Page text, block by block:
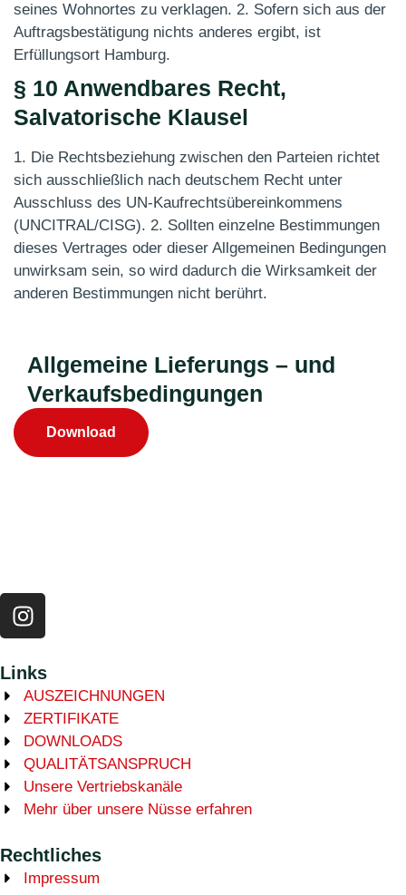
seines Wohnortes zu verklagen. 2. Sofern sich aus der
Auftragsbestätigung nichts anderes ergibt, ist
Erfüllungsort Hamburg.
§ 10 Anwendbares Recht,
Salvatorische Klausel
1. Die Rechtsbeziehung zwischen den Parteien richtet
sich ausschließlich nach deutschem Recht unter
Ausschluss des UN-Kaufrechtsübereinkommens
(UNCITRAL/CISG). 2. Sollten einzelne Bestimmungen
dieses Vertrages oder dieser Allgemeinen Bedingungen
unwirksam sein, so wird dadurch die Wirksamkeit der
anderen Bestimmungen nicht berührt.
Allgemeine Lieferungs – und
Verkaufsbedingungen
Download
Links
AUSZEICHNUNGEN
ZERTIFIKATE
DOWNLOADS
QUALITÄTSANSPRUCH
Unsere Vertriebskanäle
Mehr über unsere Nüsse erfahren
Rechtliches
Impressum